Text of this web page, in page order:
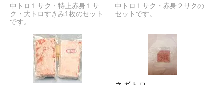
中トロ１サク・特上赤身１サ
ク・大トロすきみ1枚のセット
です。
中トロ１サク・赤身２サクの
セットです。